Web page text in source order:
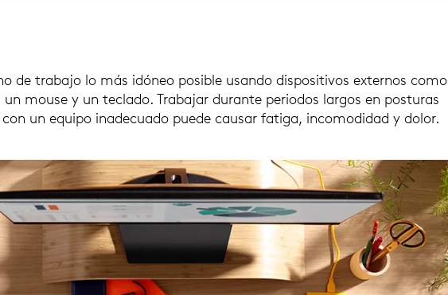
de trabajo lo más idóneo posible usando dispositivos externos como
mouse y un teclado. Trabajar durante periodos largos en posturas
un equipo inadecuado puede causar fatiga, incomodidad y dolor.